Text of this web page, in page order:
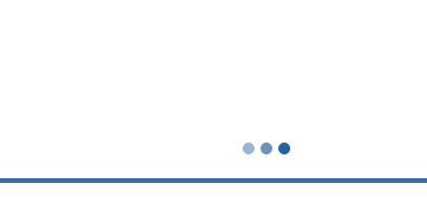
станции pedrollo
насосом
монтаж циркуляционного насоса
труба для пайки
картридж для умягчения воды
арматура для отопления